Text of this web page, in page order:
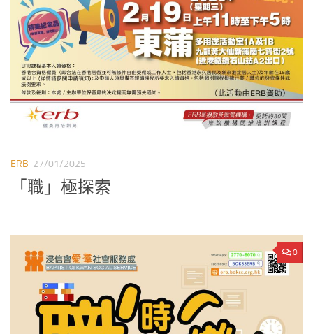
ERB 27/01/2025
「職」極探索
0